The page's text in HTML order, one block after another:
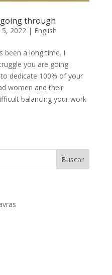
through
5, 2022| English
been a long time. I
you are going
dedicate 100% of your
women and their
balancing your work